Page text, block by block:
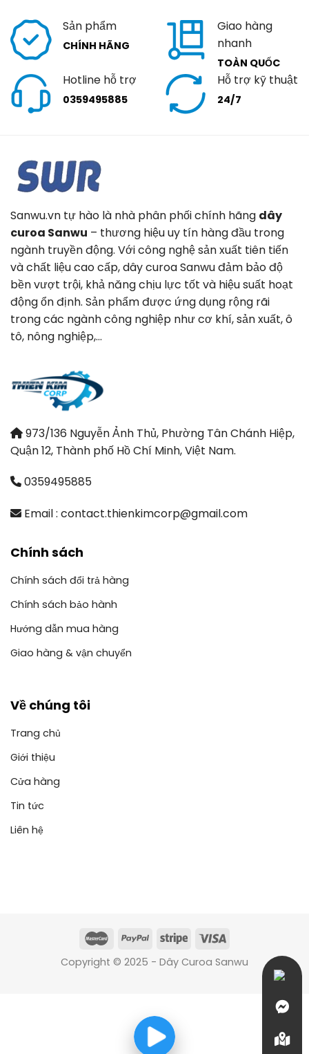
Sản phẩm
CHÍNH HÃNG
Giao hàng
nhanh
TOÀN QUỐC
Hotline hỗ trợ
0359495885
Hỗ trợ kỹ thuật
24/7
Sanwu.vn tự hào là nhà phân phối chính hãng dây
curoa Sanwu – thương hiệu uy tín hàng đầu trong
ngành truyền động. Với công nghệ sản xuất tiên tiến
và chất liệu cao cấp, dây curoa Sanwu đảm bảo độ
bền vượt trội, khả năng chịu lực tốt và hiệu suất hoạt
động ổn định. Sản phẩm được ứng dụng rộng rãi
trong các ngành công nghiệp như cơ khí, sản xuất, ô
tô, nông nghiệp,…
973/136 Nguyễn Ảnh Thủ, Phường Tân Chánh Hiệp,
Quận 12, Thành phố Hồ Chí Minh, Việt Nam.
0359495885
Email : contact.thienkimcorp@gmail.com
Chính sách
Chính sách đổi trả hàng
Chính sách bảo hành
Hướng dẫn mua hàng
Giao hàng & vận chuyển
Về chúng tôi
Trang chủ
Giới thiệu
Cửa hàng
Tin tức
Liên hệ
Copyright © 2025 - Dây Curoa Sanwu